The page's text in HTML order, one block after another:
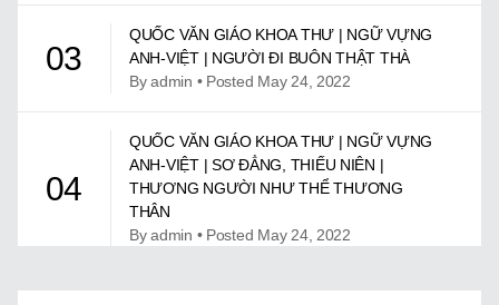
Video Đọc Truyện
Video Tiếng Việt, Sử Việt
Giới Thiệu
Trung Tâm Việt Ngữ
03
QUỐC VĂN GIÁO KHOA THƯ | NGỮ VỰNG
ANH-VIỆT | NGƯỜI ĐI BUÔN THẬT THÀ
By admin • Posted May 24, 2022
04
QUỐC VĂN GIÁO KHOA THƯ | NGỮ VỰNG
ANH-VIỆT | SƠ ĐẲNG, THIẾU NIÊN |
THƯƠNG NGƯỜI NHƯ THỂ THƯƠNG
THÂN
By admin • Posted May 24, 2022
QUỐC VĂN GIÁO KHOA THƯ | NGỮ VỰNG